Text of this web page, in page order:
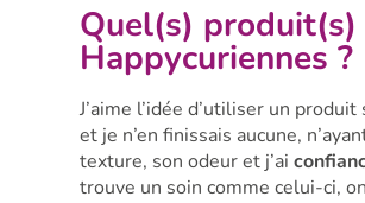
Quel(s)
Happycuriennes ?
J’aime l’idée d’utiliser un
et je n’en finissais aucune,
texture, son odeur et j’ai
trouve un soin comme celui-ci,